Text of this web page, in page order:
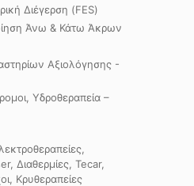
Διέγερση (FES)
Άνω & Κάτω Άκρων
Αξιολόγησης -
Υδροθεραπεία –
Διαθερμίες, Tecar,
Κρυθεραπείες